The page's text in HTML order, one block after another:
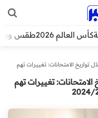
كأس العالم 2026 طقس
تواريخ الامتحانات: تغييرات تهم
الامتحانات: تغييرات تهم